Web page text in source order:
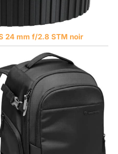
24 mm f/2.8 STM noir